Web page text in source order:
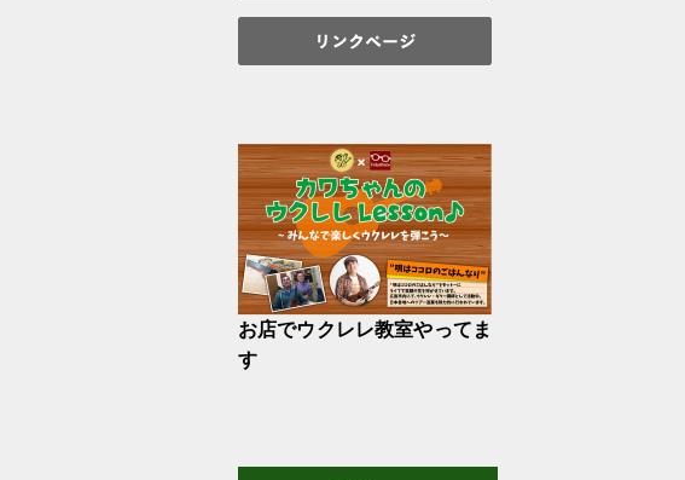
お店でウクレレ教室やってま
す